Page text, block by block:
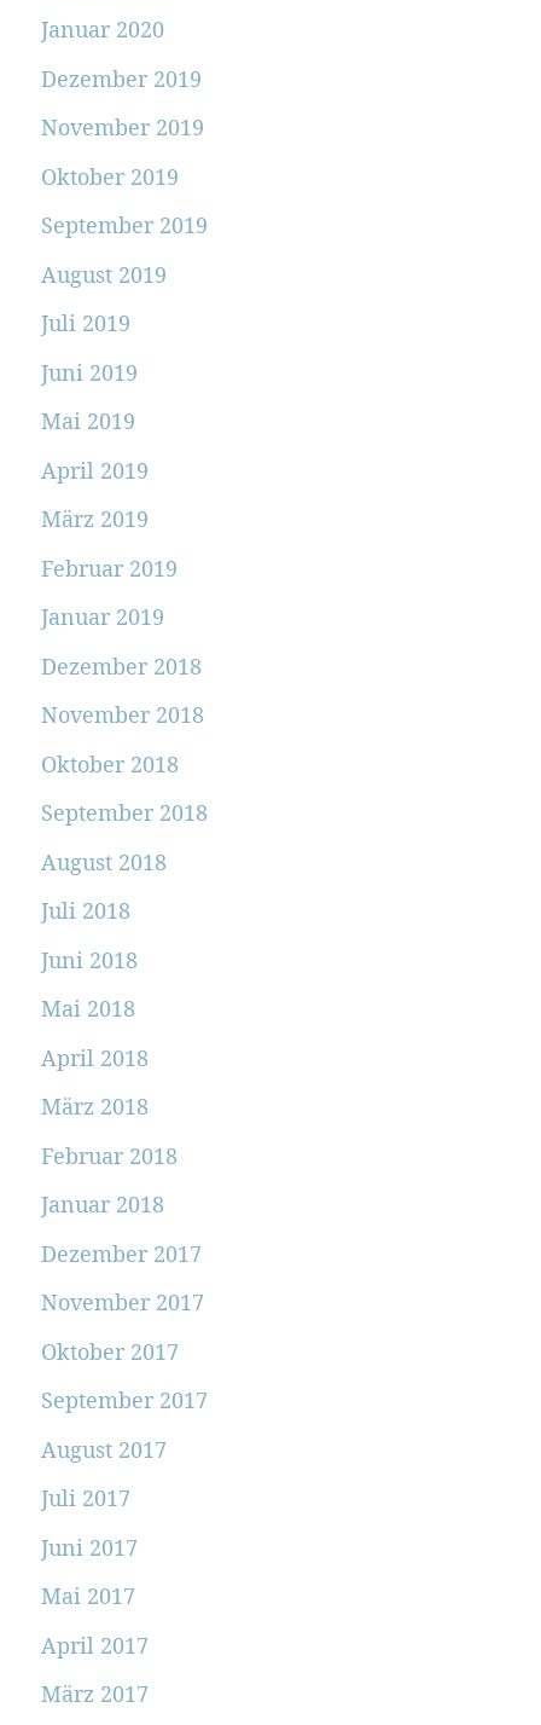
Januar 2020
Dezember 2019
November 2019
Oktober 2019
September 2019
August 2019
Juli 2019
Juni 2019
Mai 2019
April 2019
März 2019
Februar 2019
Januar 2019
Dezember 2018
November 2018
Oktober 2018
September 2018
August 2018
Juli 2018
Juni 2018
Mai 2018
April 2018
März 2018
Februar 2018
Januar 2018
Dezember 2017
November 2017
Oktober 2017
September 2017
August 2017
Juli 2017
Juni 2017
Mai 2017
April 2017
März 2017